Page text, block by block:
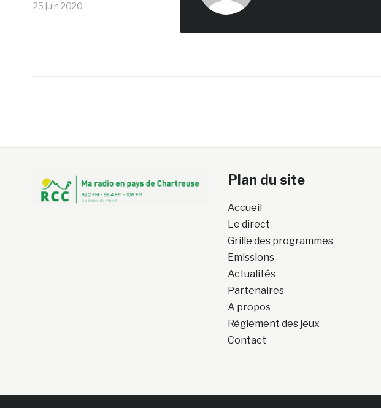
25 juin 2020
Plan du site
Accueil
Le direct
Grille des programmes
Emissions
Actualités
Partenaires
A propos
Règlement des jeux
Contact